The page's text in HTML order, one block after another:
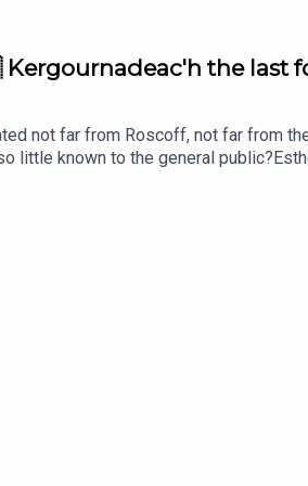
the last
not far from Roscoff, not far from
little known to the general
unearthed. The episodes written by
licenses/by-sa/4.0>, via
chosen with care, so as to enrich